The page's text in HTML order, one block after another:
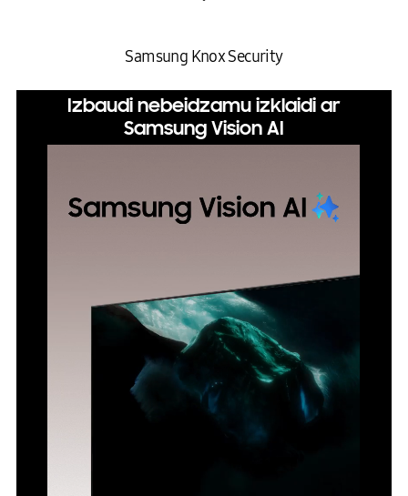
Samsung Knox Security
Izbaudi nebeidzamu izklaidi ar
Samsung Vision AI